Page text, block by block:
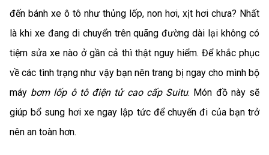
đến bánh xe ô tô như thủng lốp, non hơi, xịt hơi chưa? Nhất
là khi xe đang di chuyển trên quãng đường dài lại không có
tiệm sửa xe nào ở gần cả thì thật nguy hiểm. Để khắc phục
về các tình trạng như vậy bạn nên trang bị ngay cho mình bộ
máy bơm lốp ô tô điện tử cao cấp Suitu. Món đồ này sẽ
giúp bổ sung hơi xe ngay lập tức để chuyến đi của bạn trở
nên an toàn hơn.